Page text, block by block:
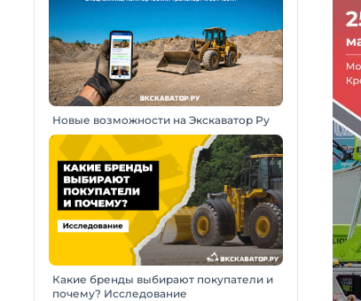
Новые возможности на Экскаватор Ру
Какие бренды выбирают покупатели и
почему? Исследование